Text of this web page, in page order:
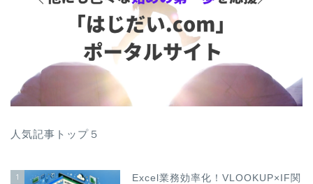
人気記事トップ５
1
Excel業務効率化！VLOOKUP×IF関